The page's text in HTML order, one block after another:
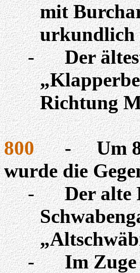
mit
urkundlich
-
Der
Richtung
800 -
Um
wurde die
-
Der alte
-
Im